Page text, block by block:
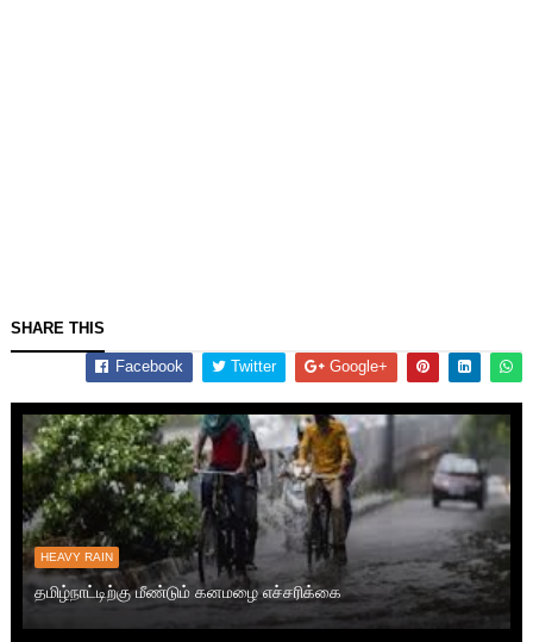
SHARE THIS
Facebook Twitter Google+
HEAVY RAIN
தமிழ்நாட்டிற்கு மீண்டும் கனமழை எச்சரிக்கை